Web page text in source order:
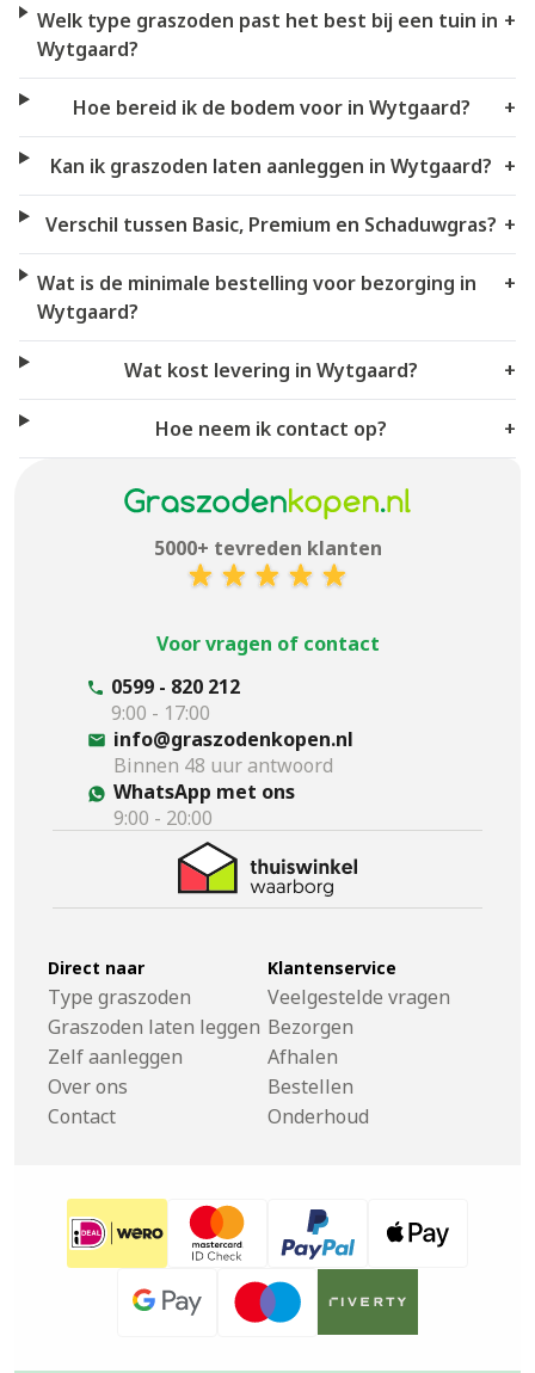
Welk type graszoden past het best bij een tuin in
Wytgaard?
+
Hoe bereid ik de bodem voor in Wytgaard? +
Kan ik graszoden laten aanleggen in Wytgaard? +
Verschil tussen Basic, Premium en Schaduwgras? +
Wat is de minimale bestelling voor bezorging in
Wytgaard?
+
Wat kost levering in Wytgaard? +
Hoe neem ik contact op? +
5000+ tevreden klanten
Voor vragen of contact
0599 - 820 212
9:00 - 17:00
info@graszodenkopen.nl
Binnen 48 uur antwoord
WhatsApp met ons
9:00 - 20:00
Direct naar
Type graszoden
Graszoden laten leggen
Zelf aanleggen
Over ons
Contact
Klantenservice
Veelgestelde vragen
Bezorgen
Afhalen
Bestellen
Onderhoud